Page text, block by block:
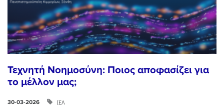
Τεχνητή Νοημοσύνη: Ποιος αποφασίζει για
το μέλλον μας;
30-03-2026 ΙΕΛ